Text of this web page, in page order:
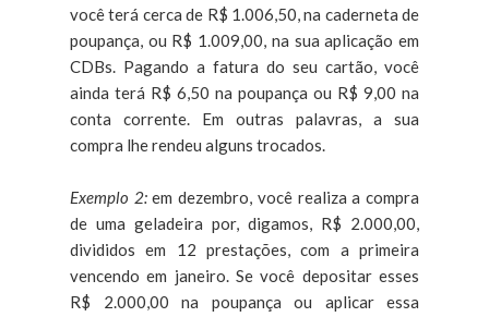
você terá cerca de R$ 1.006,50, na caderneta de
poupança, ou R$ 1.009,00, na sua aplicação em
CDBs. Pagando a fatura do seu cartão, você
ainda terá R$ 6,50 na poupança ou R$ 9,00 na
conta corrente. Em outras palavras, a sua
compra lhe rendeu alguns trocados.
Exemplo 2:em dezembro, você realiza a compra
de uma geladeira por, digamos, R$ 2.000,00,
divididos em 12 prestações, com a primeira
vencendo em janeiro. Se você depositar esses
R$ 2.000,00 na poupança ou aplicar essa